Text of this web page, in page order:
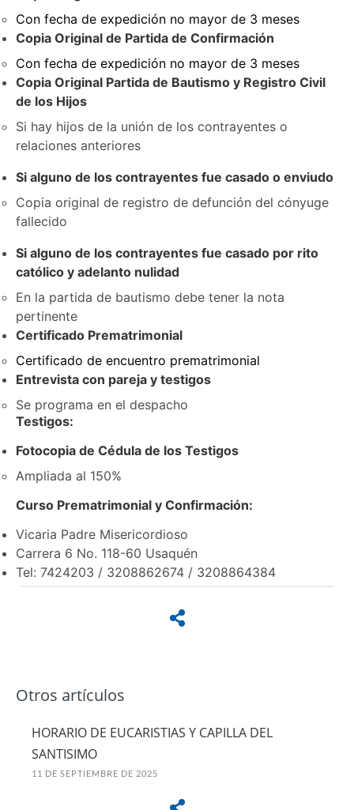
Con fecha de expedición no mayor de 3 meses
Copia Original de Partida de Confirmación
Con fecha de expedición no mayor de 3 meses
Copia Original Partida de Bautismo y Registro Civil
de los Hijos
Si hay hijos de la unión de los contrayentes o
relaciones anteriores
Si alguno de los contrayentes fue casado o enviudo
Copia original de registro de defunción del cónyuge
fallecido
Si alguno de los contrayentes fue casado por rito
católico y adelanto nulidad
En la partida de bautismo debe tener la nota
pertinente
Certificado Prematrimonial
Certificado de encuentro prematrimonial
Entrevista con pareja y testigos
Se programa en el despacho
Testigos:
Fotocopia de Cédula de los Testigos
Ampliada al 150%
Curso Prematrimonial y Confirmación:
Vicaria Padre Misericordioso
Carrera 6 No. 118-60 Usaquén
Tel: 7424203 / 3208862674 / 3208864384
Otros artículos
HORARIO DE EUCARISTIAS Y CAPILLA DEL
SANTISIMO
11 DE SEPTIEMBRE DE 2025